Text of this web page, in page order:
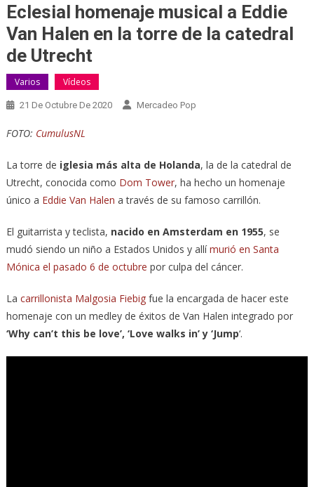
Eclesial homenaje musical a Eddie
Van Halen en la torre de la catedral
de Utrecht
Varios Vídeos
21 De Octubre De 2020 Mercadeo Pop
FOTO: CumulusNL
La torre de iglesia más alta de Holanda, la de la catedral de
Utrecht, conocida como Dom Tower, ha hecho un homenaje
único a Eddie Van Halen a través de su famoso carrillón.
El guitarrista y teclista, nacido en Amsterdam en 1955, se
mudó siendo un niño a Estados Unidos y allímurió en Santa
Mónica el pasado 6 de octubre por culpa del cáncer.
La carrillonista Malgosia Fiebigfue la encargada de hacer este
homenaje con un medley de éxitos de Van Halen integrado por
‘Why can’t this be love’, ‘Love walks in’ y ‘Jump‘.